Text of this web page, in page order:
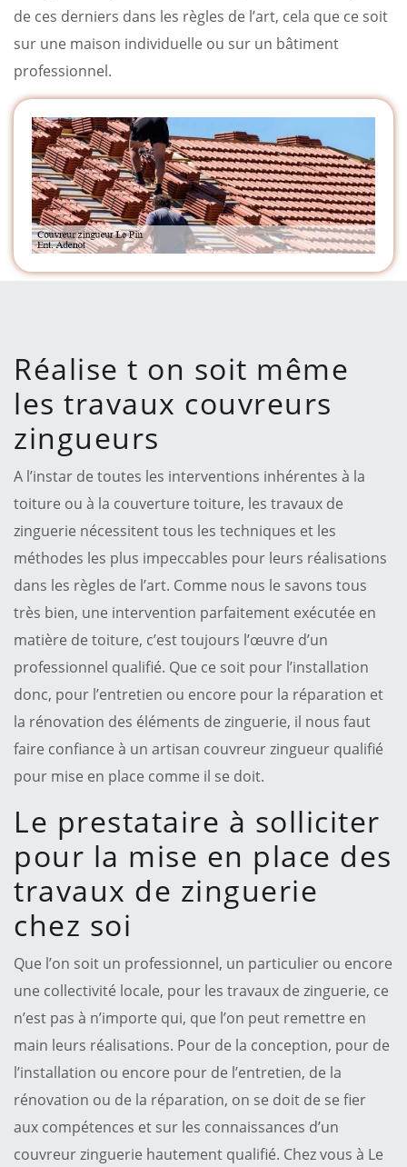
de ces derniers dans les règles de l’art, cela que ce soit
sur une maison individuelle ou sur un bâtiment
professionnel.
Réalise t on soit même
les travaux couvreurs
zingueurs
A l’instar de toutes les interventions inhérentes à la
toiture ou à la couverture toiture, les travaux de
zinguerie nécessitent tous les techniques et les
méthodes les plus impeccables pour leurs réalisations
dans les règles de l’art. Comme nous le savons tous
très bien, une intervention parfaitement exécutée en
matière de toiture, c’est toujours l’œuvre d’un
professionnel qualifié. Que ce soit pour l’installation
donc, pour l’entretien ou encore pour la réparation et
la rénovation des éléments de zinguerie, il nous faut
faire confiance à un artisan couvreur zingueur qualifié
pour mise en place comme il se doit.
Le prestataire à solliciter
pour la mise en place des
travaux de zinguerie
chez soi
Que l’on soit un professionnel, un particulier ou encore
une collectivité locale, pour les travaux de zinguerie, ce
n’est pas à n’importe qui, que l’on peut remettre en
main leurs réalisations. Pour de la conception, pour de
l’installation ou encore pour de l’entretien, de la
rénovation ou de la réparation, on se doit de se fier
aux compétences et sur les connaissances d’un
couvreur zinguerie hautement qualifié. Chez vous à Le